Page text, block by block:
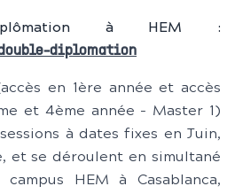
à HEM :
diplomation
en 1ère année et accès
et 4ème année - Master 1)
à dates fixes en Juin,
et se déroulent en simultané
HEM à Casablanca,